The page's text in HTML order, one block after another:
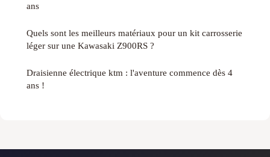
ans
Quels sont les meilleurs matériaux pour un kit carrosserie
léger sur une Kawasaki Z900RS ?
Draisienne électrique ktm : l'aventure commence dès 4
ans !